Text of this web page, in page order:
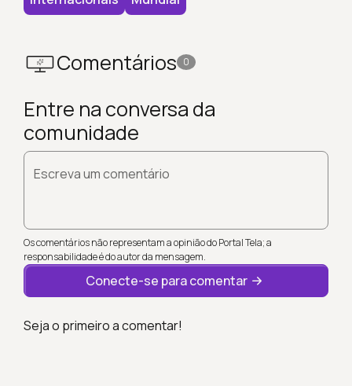
Comentários 0
Entre na conversa da
comunidade
Escreva um comentário
Os comentários não representam a opinião do Portal Tela; a
responsabilidade é do autor da mensagem.
Conecte-se para comentar
Seja o primeiro a comentar!